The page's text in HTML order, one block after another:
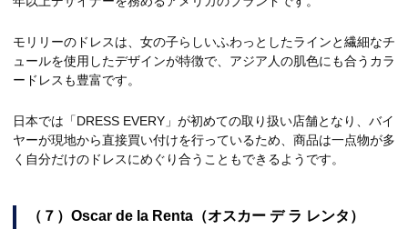
モリリーのドレスは、女の子らしいふわっとしたラインと繊細なチ
ュールを使用したデザインが特徴で、アジア人の肌色にも合うカラ
ードレスも豊富です。
日本では「DRESS EVERY」が初めての取り扱い店舗となり、バイ
ヤーが現地から直接買い付けを行っているため、商品は一点物が多
く自分だけのドレスにめぐり合うこともできるようです。
（７）Oscar de la Renta（オスカー デ ラ レンタ）